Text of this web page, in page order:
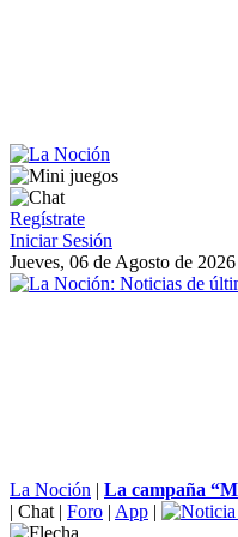
Regístrate
Iniciar Sesión
Jueves, 06 de Agosto de
La Noción | La campaña
| Chat | Foro | App |